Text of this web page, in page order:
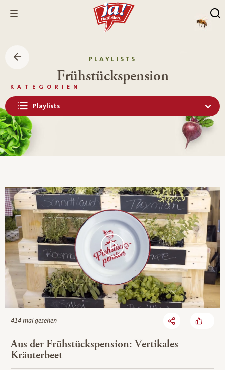
PLAYLISTS
Frühstückspension
KATEGORIEN
Playlists
414 mal gesehen
Aus der Frühstückspension: Vertikales
Kräuterbeet